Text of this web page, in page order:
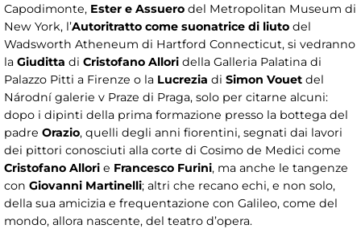
Capodimonte, Ester e Assuero del Metropolitan Museum di
New York, l’Autoritratto come suonatrice di liuto del
Wadsworth Atheneum di Hartford Connecticut, si vedranno
la Giuditta di Cristofano Allori della Galleria Palatina di
Palazzo Pitti a Firenze o la Lucrezia di Simon Vouet del
Národní galerie v Praze di Praga, solo per citarne alcuni:
dopo i dipinti della prima formazione presso la bottega del
padre Orazio, quelli degli anni fiorentini, segnati dai lavori
dei pittori conosciuti alla corte di Cosimo de Medici come
Cristofano Allori e Francesco Furini, ma anche le tangenze
con Giovanni Martinelli; altri che recano echi, e non solo,
della sua amicizia e frequentazione con Galileo, come del
mondo, allora nascente, del teatro d’opera.